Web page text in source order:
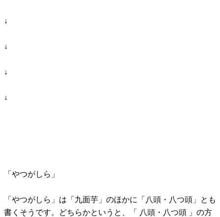
↓
↓
↓
↓
「やつがしら」
「やつがしら」は「九面芋」のほかに「八頭・八つ頭」とも
書くそうです。どちらかというと、「 八頭・八つ頭 」の方